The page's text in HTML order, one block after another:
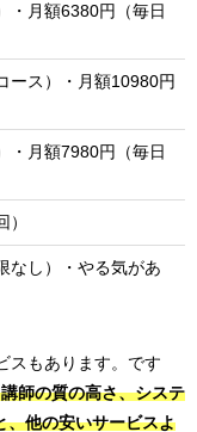
・月額6380円（毎日
ース）・月額10980円
・月額7980円（毎日
）
なし）・やる気があ
スもあります。です
師の質の高さ、システ
、他の安いサービスよ